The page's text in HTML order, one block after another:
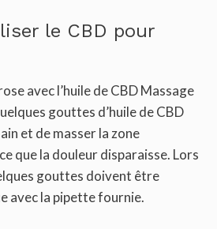
le CBD pour
avec l’huile de CBD Massage
gouttes d’huile de CBD
et de masser la zone
que la douleur disparaisse. Lors
gouttes doivent être
avec la pipette fournie.